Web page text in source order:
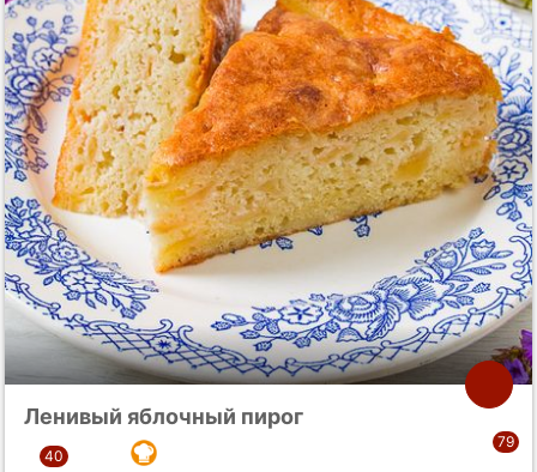
Ленивый яблочный пирог